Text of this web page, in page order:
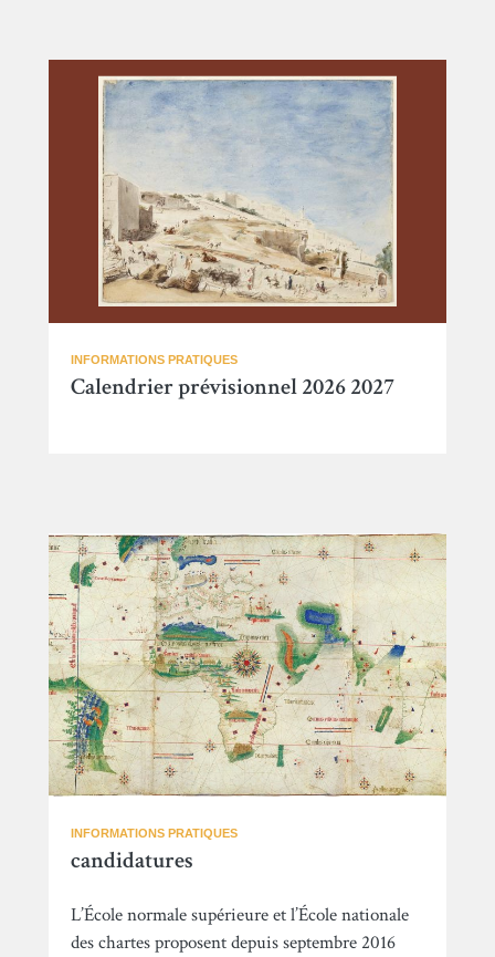
INFORMATIONS PRATIQUES
Calendrier prévisionnel 2026 2027
INFORMATIONS PRATIQUES
candidatures
L’École normale supérieure et l’École nationale
des chartes proposent depuis septembre 2016